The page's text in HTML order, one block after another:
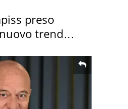
preso
trend